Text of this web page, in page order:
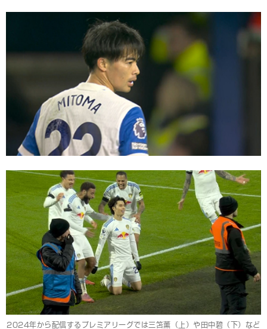
2024年から配信するプレミアリーグでは三笘薫（上）や田中碧（下）など